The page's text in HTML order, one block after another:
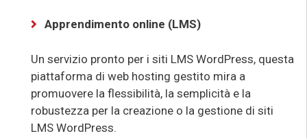
Apprendimento online (LMS)
Un servizio pronto per i siti LMS WordPress, questa
piattaforma di web hosting gestito mira a
promuovere la flessibilità, la semplicità e la
robustezza per la creazione o la gestione di siti
LMS WordPress.